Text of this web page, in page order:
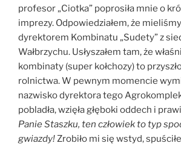
profesor „Ciotka” poprosiła mnie o
imprezy. Odpowiedziałem, że
dyrektorem Kombinatu „Sudety” z
Wałbrzychu. Usłyszałem tam, że
kombinaty (super kołchozy) to
rolnictwa. W pewnym momencie
nazwisko dyrektora tego
pobladła, wzięła głęboki oddech i
Panie Staszku, ten człowiek totyps
gwiazdy!Zrobiło mi się wstyd,